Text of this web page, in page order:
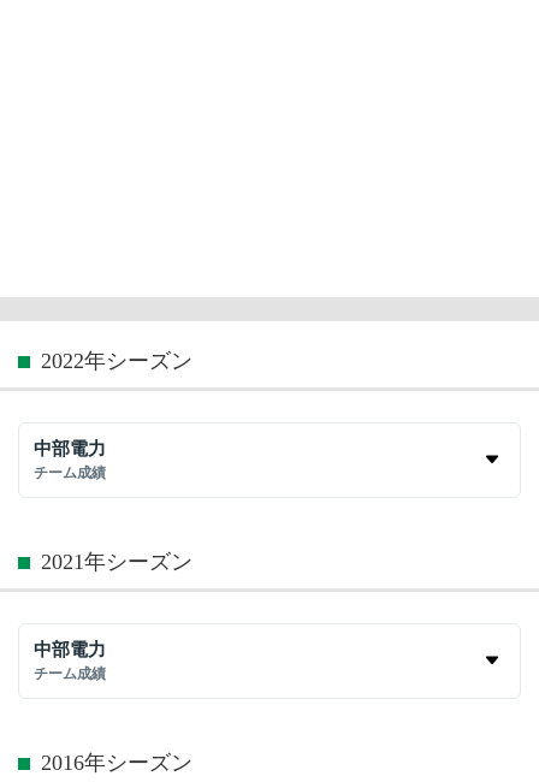
2022年シーズン
中部電力
チーム成績
2021年シーズン
中部電力
チーム成績
2016年シーズン